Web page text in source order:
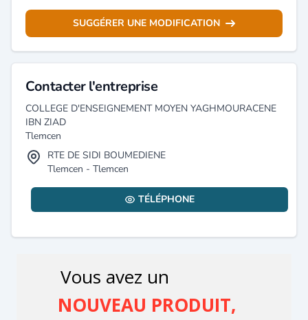
SUGGÉRER UNE MODIFICATION
Contacter l'entreprise
COLLEGE D'ENSEIGNEMENT MOYEN YAGHMOURACENE
IBN ZIAD
Tlemcen
RTE DE SIDI BOUMEDIENE
Tlemcen - Tlemcen
TÉLÉPHONE